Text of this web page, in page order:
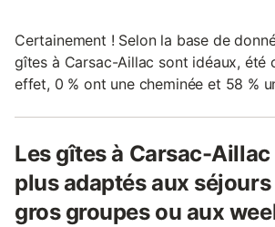
Certainement ! Selon la base de
gîtes à Carsac-Aillac sont idéaux, été
effet, 0 % ont une cheminée et 58 %
Les gîtes à Carsac-
plus adaptés aux
gros groupes ou aux